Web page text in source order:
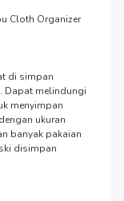
Cloth Organizer
di simpan
Dapat melindungi
menyimpan
ukuran
banyak pakaian
disimpan